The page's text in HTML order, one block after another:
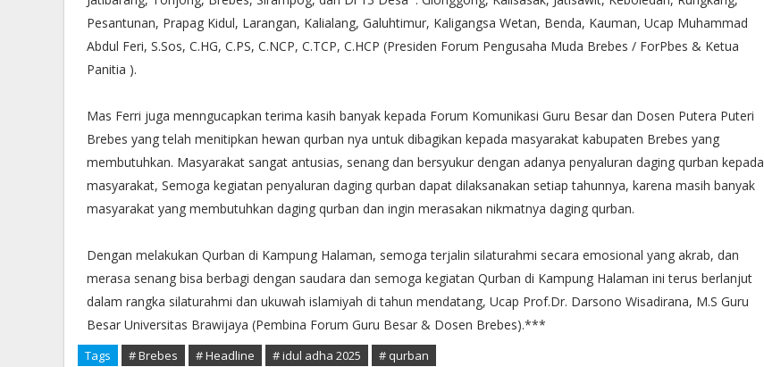
Pesantunan, Prapag Kidul, Larangan, Kalialang, Galuhtimur, Kaligangsa Wetan, Benda, Kauman, Ucap Muhammad
Abdul Feri, S.Sos, C.HG, C.PS, C.NCP, C.TCP, C.HCP (Presiden Forum Pengusaha Muda Brebes / ForPbes & Ketua
Panitia ).
Mas Ferri juga menngucapkan terima kasih banyak kepada Forum Komunikasi Guru Besar dan Dosen Putera Puteri
Brebes yang telah menitipkan hewan qurban nya untuk dibagikan kepada masyarakat kabupaten Brebes yang
membutuhkan. Masyarakat sangat antusias, senang dan bersyukur dengan adanya penyaluran daging qurban kepada
masyarakat, Semoga kegiatan penyaluran daging qurban dapat dilaksanakan setiap tahunnya, karena masih banyak
masyarakat yang membutuhkan daging qurban dan ingin merasakan nikmatnya daging qurban.
Dengan melakukan Qurban di Kampung Halaman, semoga terjalin silaturahmi secara emosional yang akrab, dan
merasa senang bisa berbagi dengan saudara dan semoga kegiatan Qurban di Kampung Halaman ini terus berlanjut
dalam rangka silaturahmi dan ukuwah islamiyah di tahun mendatang, Ucap Prof.Dr. Darsono Wisadirana, M.S Guru
Besar Universitas Brawijaya (Pembina Forum Guru Besar & Dosen Brebes).***
Tags # Brebes # Headline # idul adha 2025 # qurban